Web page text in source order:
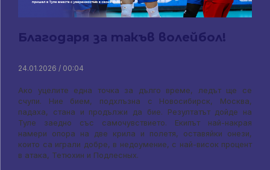
Благодаря за такъв волейбол!
24.01.2026 / 00:04
Ако уцелите една точка за дълго време, ледът ще се
счупи. Ние бием, подхлъзна с Новосибирск, Москва,
падаха, стана и продължи да бие. Резултатът дойде на
Туле заедно със самочувствието. Екипът най-накрая
намери опора на две крила и полетя, оставяйки онези,
които са играли добре, в недоумение, с най-висок процент
в атака, Тетюхин и Подлесных.